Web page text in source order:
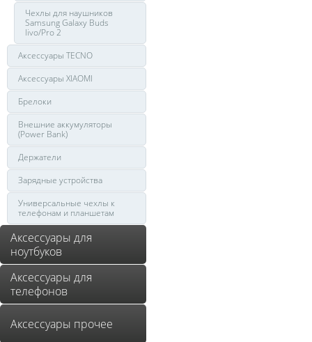
Чехлы для наушников
Samsung Galaxy Buds
livo/Pro 2
Аксессуары TECNO
Аксессуары XIAOMI
Брелоки
Внешние аккумуляторы
(Power Bank)
Держатели
Зарядные устройства
Универсальные чехлы к
телефонам и планшетам
Аксессуары для
ноутбуков
Аксессуары для
телефонов
Аксессуары прочее